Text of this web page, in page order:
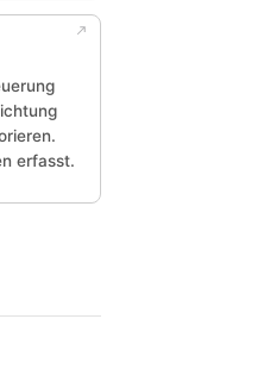
erfasst.